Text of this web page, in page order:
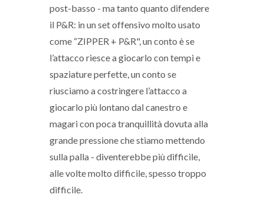
post-basso - ma tanto quanto difendere
il P&R: in un set offensivo molto usato
come “ZIPPER + P&R", un conto è se
l’attacco riesce a giocarlo con tempi e
spaziature perfette, un conto se
riusciamo a costringere l’attacco a
giocarlo più lontano dal canestro e
magari con poca tranquillità dovuta alla
grande pressione che stiamo mettendo
sulla palla - diventerebbe più difficile,
alle volte molto difficile, spesso troppo
difficile.